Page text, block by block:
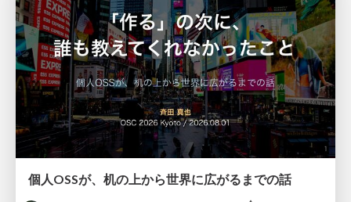
個人OSSが、机の上から世界に広がるまでの話